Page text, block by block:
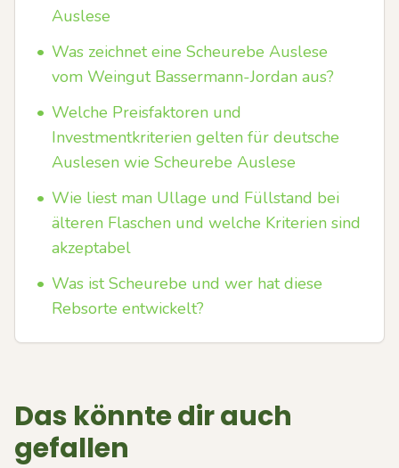
Auslese
• Was zeichnet eine Scheurebe Auslese
vom Weingut Bassermann-Jordan aus?
• Welche Preisfaktoren und
Investmentkriterien gelten für deutsche
Auslesen wie Scheurebe Auslese
• Wie liest man Ullage und Füllstand bei
älteren Flaschen und welche Kriterien sind
akzeptabel
• Was ist Scheurebe und wer hat diese
Rebsorte entwickelt?
Das könnte dir auch
gefallen